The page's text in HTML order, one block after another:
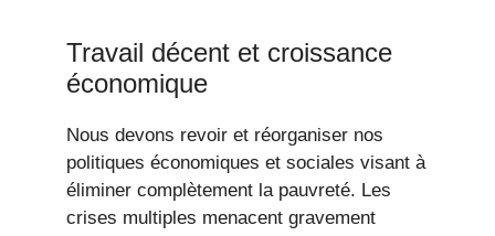
Travail décent et croissance
économique
Nous devons revoir et réorganiser nos
politiques économiques et sociales visant à
éliminer complètement la pauvreté. Les
crises multiples menacent gravement